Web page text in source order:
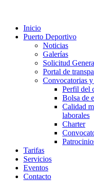
Inicio
Puerto Deportivo
Noticias
Galerías
Solicitud
Portal de
Convocatorias
Perfil del
Bolsa de
Calidad
laborales
Charter
Tarifas
Servicios
Eventos
Contacto